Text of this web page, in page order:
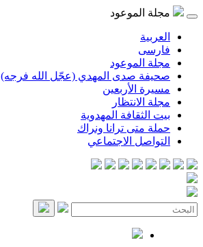
مجلة الموعود
العربية
فارسی
مجلة الموعود
صحيفة صدى المهدي (عجّل الله فرجه)
مسيرة الأربعين
مجلة الانتظار
بيت الثقافة المهدوية
حملة متى ترانا ونراك
التواصل الاجتماعي